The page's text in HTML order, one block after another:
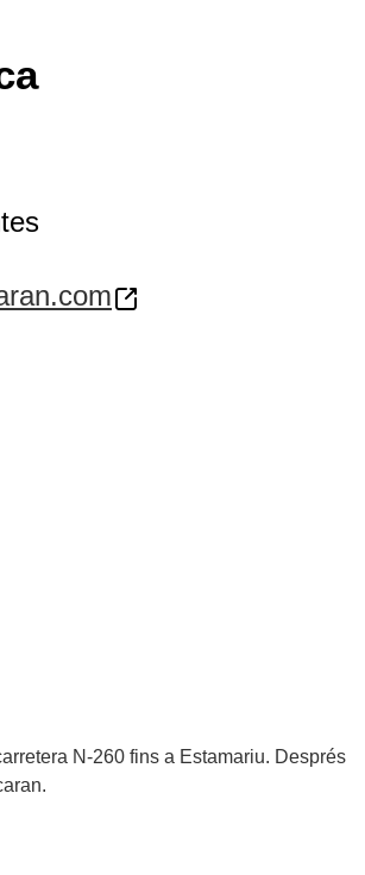
N-260 fins a Estamariu. Després